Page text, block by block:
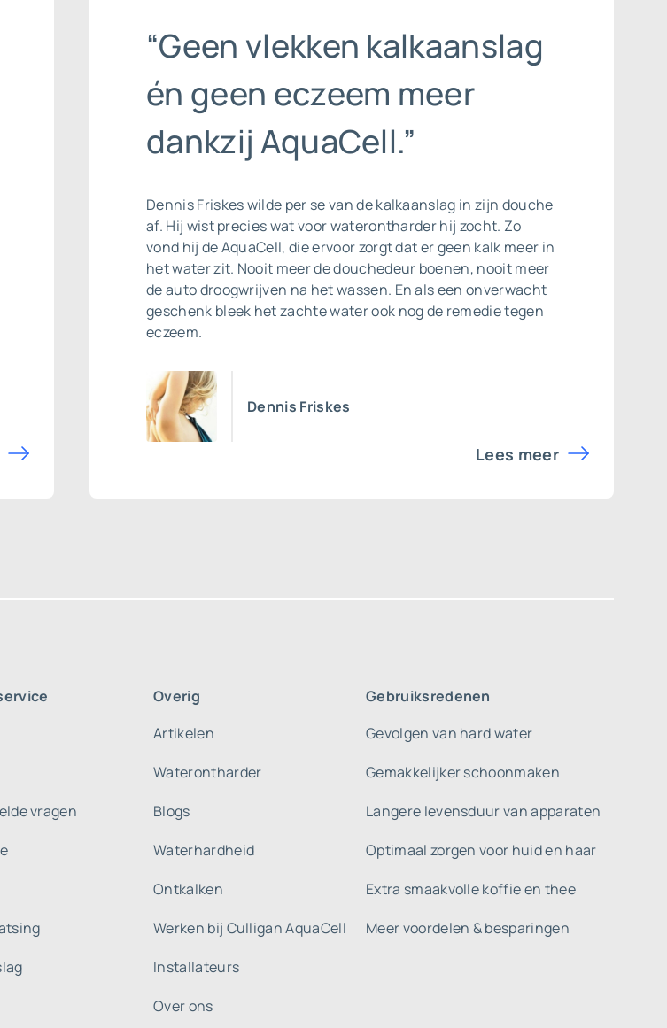
“Geen vlekken kalkaanslag
én geen eczeem meer
dankzij AquaCell.”
Dennis Friskes wilde per se van dekalkaanslag in zijn douche
af. Hij wist precies wat voor waterontharder hij zocht. Zo
vond hij de AquaCell, die ervoor zorgt dat er geen kalk meer in
het water zit. Nooit meer de douchedeur boenen, nooit meer
de auto droogwrijven na het wassen. En als een onverwacht
geschenk bleek het zachte water ook nog de remedie tegen
eczeem.
Dennis Friskes
Lees meer
vragen
Overig
Artikelen
Waterontharder
Blogs
Waterhardheid
Ontkalken
Werken bij Culligan AquaCell
Installateurs
Over ons
Gebruiksredenen
Gevolgen van hard water
Gemakkelijker schoonmaken
Langere levensduur van apparaten
Optimaal zorgen voor huid en haar
Extra smaakvolle koffie en thee
Meer voordelen & besparingen